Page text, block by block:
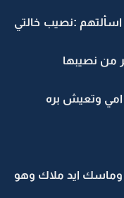
:نصيب خالتي
من نصيبها
امي وتعيش بره
وماسك ايد ملاك وهو